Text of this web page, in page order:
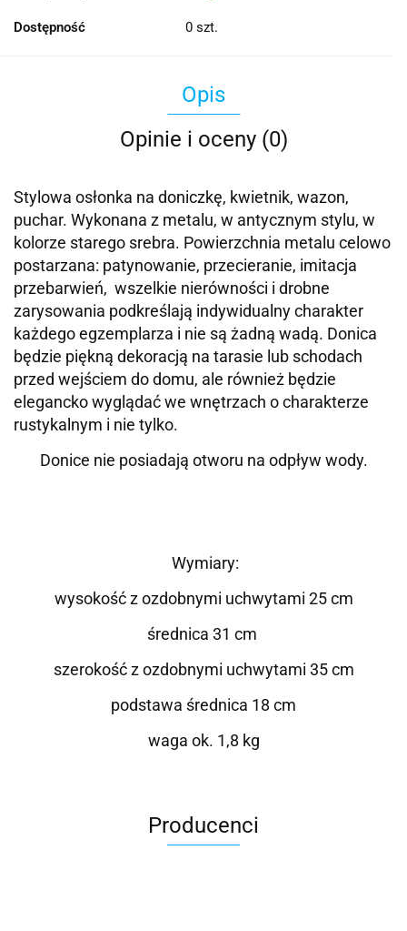
Dostępność 0 szt.
Opis
Opinie i oceny (0)
Stylowa osłonka na doniczkę, kwietnik, wazon,
puchar. Wykonana z metalu, w antycznym stylu, w
kolorze starego srebra. Powierzchnia metalu celowo
postarzana: patynowanie, przecieranie, imitacja
przebarwień, wszelkie nierówności i drobne
zarysowania podkreślają indywidualny charakter
każdego egzemplarza i nie są żadną wadą. Donica
będzie piękną dekoracją na tarasie lub schodach
przed wejściem do domu, ale również będzie
elegancko wyglądać we wnętrzach o charakterze
rustykalnym i nie tylko.
Donice nie posiadają otworu na odpływ wody.
Wymiary:
wysokość z ozdobnymi uchwytami 25 cm
średnica 31 cm
szerokość z ozdobnymi uchwytami 35 cm
podstawa średnica 18 cm
waga ok. 1,8 kg
Producenci